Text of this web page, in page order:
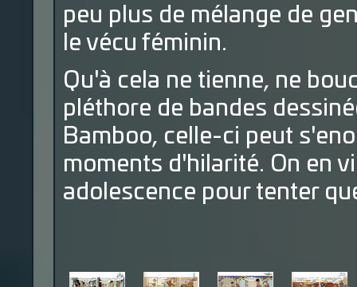
peu plus de mélange de
le vécu féminin.
Qu'à cela ne tienne, ne
pléthore de bandes
Bamboo, celle-ci peut
moments d'hilarité. On en
adolescence pour tenter